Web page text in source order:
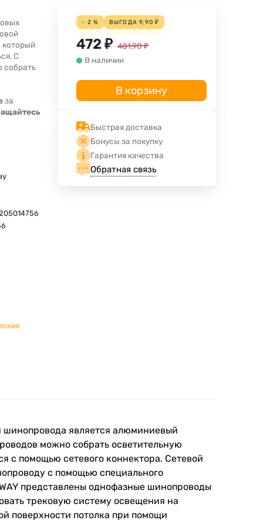
который
С
собрать
за
- 2 % ВЫГОДА9,90 ₽
472₽ 481,90₽
В наличии
В корзину
Быстрая доставка
Бонусы за покупку
Гарантия качества
Обратная связь
шинопровода является алюминиевый
можно собрать осветительную
с помощью сетевого коннектора. Сетевой
с помощью специального
представлены однофазные шинопроводы
трековую систему освещения на
поверхности потолка при помощи